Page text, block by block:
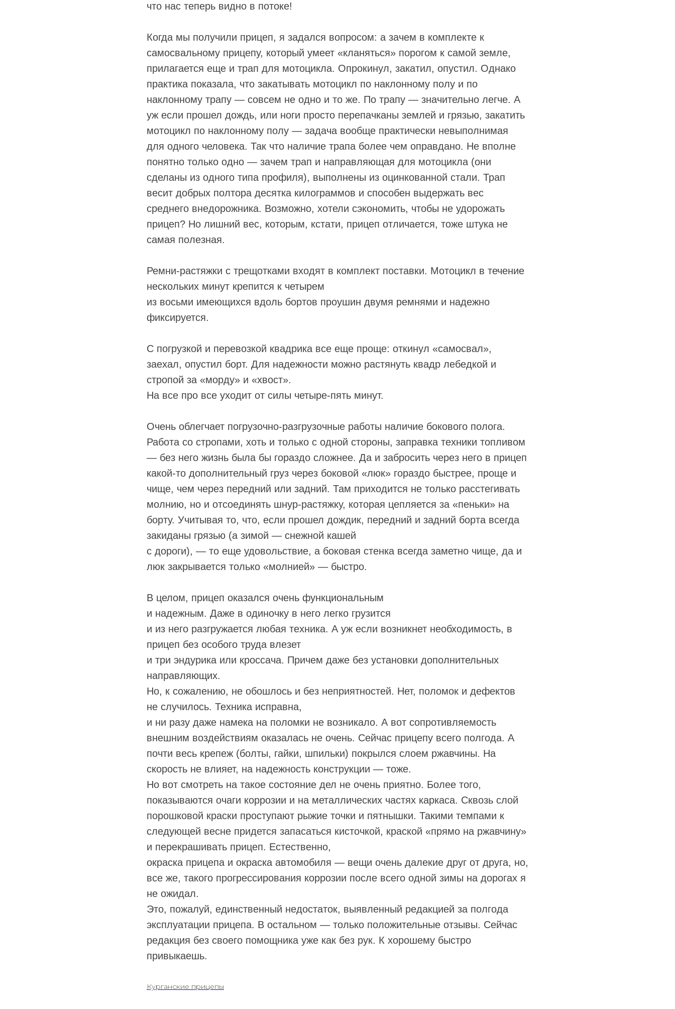
что нас теперь видно в потоке!
Когда мы получили прицеп, я задался вопросом: а зачем в комплекте к
самосвальному прицепу, который умеет «кланяться» порогом к самой земле,
прилагается еще и трап для мотоцикла. Опрокинул, закатил, опустил. Однако
практика показала, что закатывать мотоцикл по наклонному полу и по
наклонному трапу — совсем не одно и то же. По трапу — значительно легче. А
уж если прошел дождь, или ноги просто перепачканы землей и грязью, закатить
мотоцикл по наклонному полу — задача вообще практически невыполнимая
для одного человека. Так что наличие трапа более чем оправдано. Не вполне
понятно только одно — зачем трап и направляющая для мотоцикла (они
сделаны из одного типа профиля), выполнены из оцинкованной стали. Трап
весит добрых полтора десятка килограммов и способен выдержать вес
среднего внедорожника. Возможно, хотели сэкономить, чтобы не удорожать
прицеп? Но лишний вес, которым, кстати, прицеп отличается, тоже штука не
самая полезная.
Ремни-растяжки с трещотками входят в комплект поставки. Мотоцикл в течение
нескольких минут крепится к четырем
из восьми имеющихся вдоль бортов проушин двумя ремнями и надежно
фиксируется.
С погрузкой и перевозкой квадрика все еще проще: откинул «самосвал»,
заехал, опустил борт. Для надежности можно растянуть квадр лебедкой и
стропой за «морду» и «хвост».
На все про все уходит от силы четыре-пять минут.
Очень облегчает погрузочно-разгрузочные работы наличие бокового полога.
Работа со стропами, хоть и только с одной стороны, заправка техники топливом
— без него жизнь была бы гораздо сложнее. Да и забросить через него в прицеп
какой-то дополнительный груз через боковой «люк» гораздо быстрее, проще и
чище, чем через передний или задний. Там приходится не только расстегивать
молнию, но и отсоединять шнур-растяжку, которая цепляется за «пеньки» на
борту. Учитывая то, что, если прошел дождик, передний и задний борта всегда
закиданы грязью (а зимой — снежной кашей
с дороги), — то еще удовольствие, а боковая стенка всегда заметно чище, да и
люк закрывается только «молнией» — быстро.
В целом, прицеп оказался очень функциональным
и надежным. Даже в одиночку в него легко грузится
и из него разгружается любая техника. А уж если возникнет необходимость, в
прицеп без особого труда влезет
и три эндурика или кроссача. Причем даже без установки дополнительных
направляющих.
Но, к сожалению, не обошлось и без неприятностей. Нет, поломок и дефектов
не случилось. Техника исправна,
и ни разу даже намека на поломки не возникало. А вот сопротивляемость
внешним воздействиям оказалась не очень. Сейчас прицепу всего полгода. А
почти весь крепеж (болты, гайки, шпильки) покрылся слоем ржавчины. На
скорость не влияет, на надежность конструкции — тоже.
Но вот смотреть на такое состояние дел не очень приятно. Более того,
показываются очаги коррозии и на металлических частях каркаса. Сквозь слой
порошковой краски проступают рыжие точки и пятнышки. Такими темпами к
следующей весне придется запасаться кисточкой, краской «прямо на ржавчину»
и перекрашивать прицеп. Естественно,
окраска прицепа и окраска автомобиля — вещи очень далекие друг от друга, но,
все же, такого прогрессирования коррозии после всего одной зимы на дорогах я
не ожидал.
Это, пожалуй, единственный недостаток, выявленный редакцией за полгода
эксплуатации прицепа. В остальном — только положительные отзывы. Сейчас
редакция без своего помощника уже как без рук. К хорошему быстро
привыкаешь.
Курганские прицепы